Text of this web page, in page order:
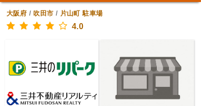
大阪府 / 吹田市 / 片山町 駐車場
4.0